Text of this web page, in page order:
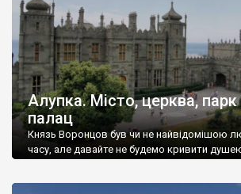
Алупка. Місто, церква, парк
палац
Князь Воронцов був чи не найвідомішою
часу, але давайте не будемо кривити